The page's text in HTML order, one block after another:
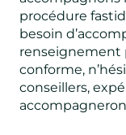
procédure
besoin
renseignement
conforme,
conseillers,